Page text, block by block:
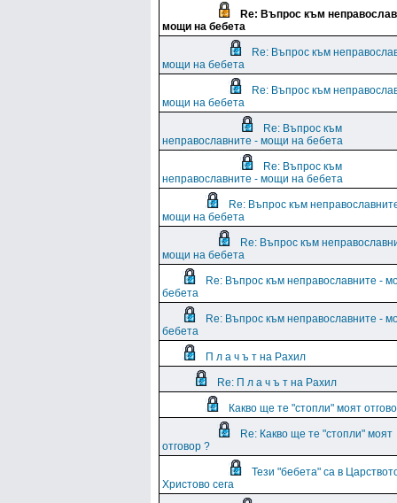
Re: Въпрос към
мощи на бебета
Re: Въпрос към
мощи на бебета
Re: Въпрос към
мощи на бебета
Re: Въпрос към
неправославните - мощи на бебета
Re: Въпрос към
неправославните - мощи на бебета
Re: Въпрос към
мощи на бебета
Re: Въпрос към
мощи на бебета
Re: Въпрос към неправославните -
бебета
Re: Въпрос към неправославните -
бебета
П л а ч ъ т на Рахил
Re: П л а ч ъ т на Рахил
Какво ще те "стопли" моят
Re: Какво ще те "стопли" моят
отговор ?
Тези "бебета" са в
Христово сега